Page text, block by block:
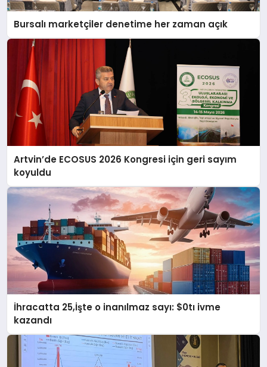
Bursalı marketçiler denetime her zaman açık
Artvin’de ECOSUS 2026 Kongresi için geri sayım
koyuldu
İhracatta 25,İşte o inanılmaz sayı: $0tı ivme
kazandı